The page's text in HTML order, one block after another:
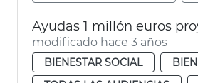
modificado hace 3 años
BIENESTAR SOCIAL